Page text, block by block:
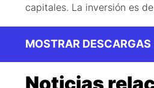
capitales. La inversión es
MOSTRAR DESCARGAS
Noticias